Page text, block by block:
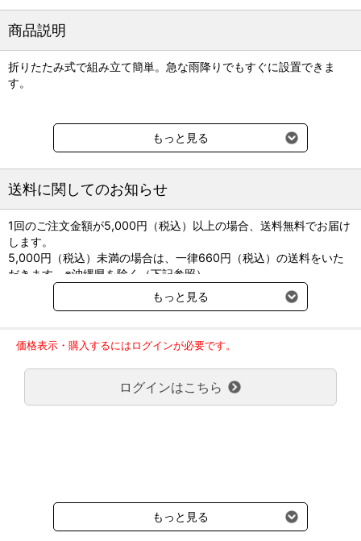
商品説明
折りたたみ式で組み立て簡単。急な雨降りでもすぐに設置できま
す。
●材質：スチールにクロームメッキ
●寸法：幅37×奥行26×高さ48cm
もっと見る
送料に関してのお知らせ
1回のご注文金額が5,000円（税込）以上の場合、送料無料でお届け
します。
5,000円（税込）未満の場合は、一律660円（税込）の送料をいた
だきます。※沖縄県を除く（下記参照）
※2017年11月14日（火）より沖縄県へのお届けにつきましては、1
回のご注文金額（税込）が、30,000円以上で配送無料となります。
ご了承のほどよろしくお願い致します。
弊社都合でお届けが２回以上に分かれる場合の送料負担は、１回分
のみで新たな送料は発生しません。
大型商品送料が必要な商品をご注文の場合は、大型商品送料のみご
負担頂きます。
受けます。
もっと見る
価格表示・購入するにはログインが必要です。
ログインはこちら
もっと見る